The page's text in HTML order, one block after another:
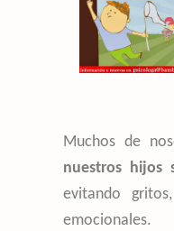
Muchos de
nuestros hijos
evitando
emocionales.